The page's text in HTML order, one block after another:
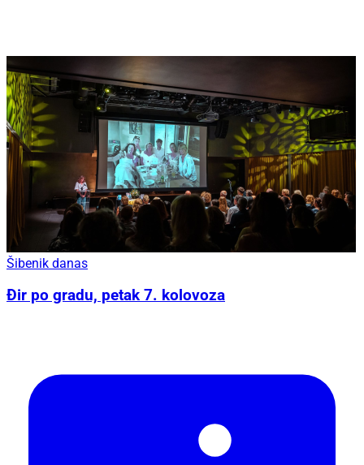
Šibenik danas
Đir po gradu, petak 7. kolovoza